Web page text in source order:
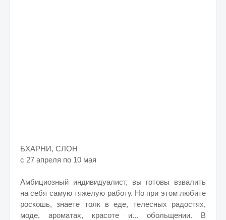
БХАРНИ, СЛОН
с 27 апреля по 10 мая
Амбициозный индивидуалист, вы готовы взвалить
на себя самую тяжелую работу. Но при этом любите
роскошь, знаете толк в еде, телесных радостях,
моде, ароматах, красоте и... обольщении. В